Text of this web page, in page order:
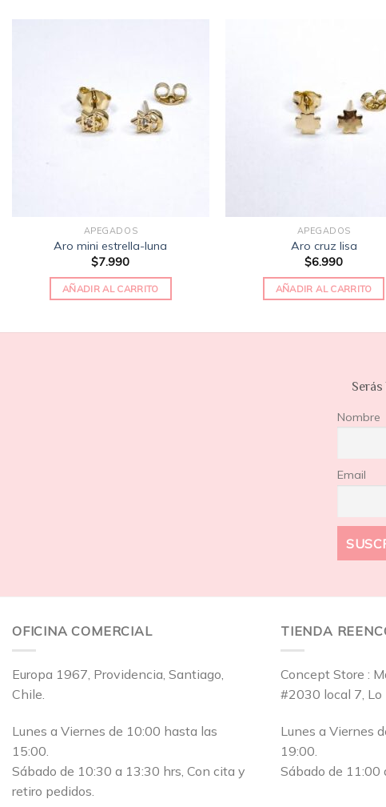
lista
de
deseos
APEGADOS
Aro mini estrella-luna
$7.990
AÑADIR AL CARRITO
APEGADOS
Aro cruz lisa
$6.990
AÑADIR AL CARRITO
Nombre
Email
OFICINA COMERCIAL
Europa 1967, Providencia, Santiago,
Chile.
Lunes a Viernes de 10:00 hasta las
15:00.
Sábado de 10:30 a 13:30 hrs, Con cita y
retiro pedidos.
TIENDA
Concept Store :
#2030 local 7, Lo
Lunes a Viernes
19:00.
Sábado de 11:00